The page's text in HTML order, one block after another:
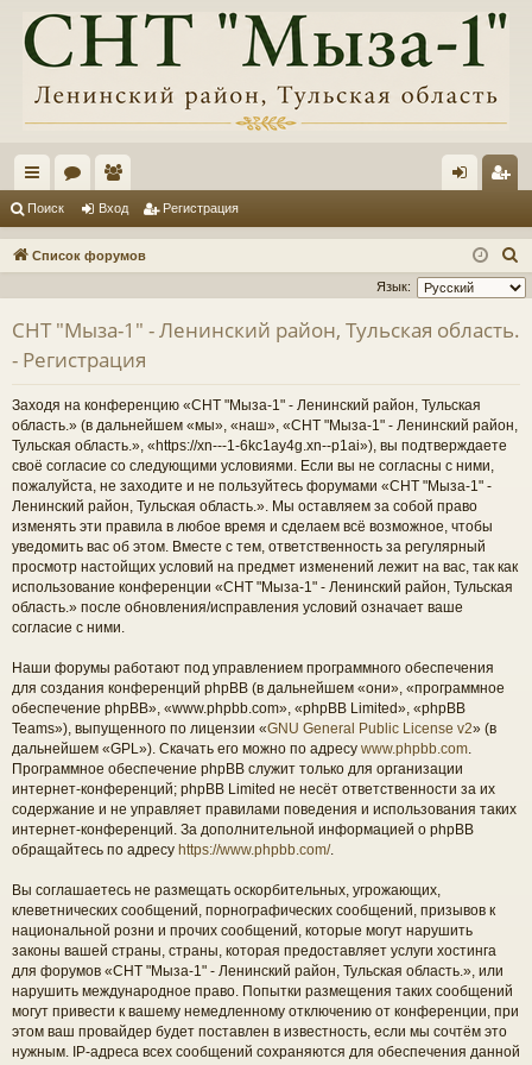
с
ы ум
ол
ьз
и
д ис
тр
Поиск Вход Регистрация
Список форумов
о
Язык:
СНТ "Мыза-1" - Ленинский район, Тульская область.
- Регистрация
Заходя на конференцию «СНТ "Мыза-1" - Ленинский район, Тульская
область.» (в дальнейшем «мы», «наш», «СНТ "Мыза-1" - Ленинский район,
Тульская область.», «https://xn---1-6kc1ay4g.xn--p1ai»), вы подтверждаете
своё согласие со следующими условиями. Если вы не согласны с ними,
пожалуйста, не заходите и не пользуйтесь форумами «СНТ "Мыза-1" -
Ленинский район, Тульская область.». Мы оставляем за собой право
изменять эти правила в любое время и сделаем всё возможное, чтобы
уведомить вас об этом. Вместе с тем, ответственность за регулярный
просмотр настойщих условий на предмет изменений лежит на вас, так как
использование конференции «СНТ "Мыза-1" - Ленинский район, Тульская
область.» после обновления/исправления условий означает ваше
согласие с ними.
Наши форумы работают под управлением программного обеспечения
для создания конференций phpBB (в дальнейшем «они», «программное
обеспечение phpBB», «www.phpbb.com», «phpBB Limited», «phpBB
Teams»), выпущенного по лицензии «GNU General Public License v2» (в
дальнейшем «GPL»). Скачать его можно по адресу www.phpbb.com
Программное обеспечение phpBB служит только для организации
интернет-конференций; phpBB Limited не несёт ответственности за их
содержание и не управляет правилами поведения и использования таких
интернет-конференций. За дополнительной информацией о phpBB
обращайтесь по адресу https://www.phpbb.com/.
Вы соглашаетесь не размещать оскорбительных, угрожающих,
клеветнических сообщений, порнографических сообщений, призывов к
национальной розни и прочих сообщений, которые могут нарушить
законы вашей страны, страны, которая предоставляет услуги хостинга
для форумов «СНТ "Мыза-1" - Ленинский район, Тульская область.», или
нарушить международное право. Попытки размещения таких сообщений
могут привести к вашему немедленному отключению от конференции, при
этом ваш провайдер будет поставлен в известность, если мы сочтём это
нужным. IP-адреса всех сообщений сохраняются для обеспечения данной